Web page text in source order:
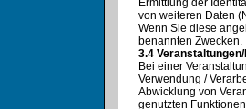
Ermittlung der
von weiteren Daten
Wenn Sie diese
benannten Zwecken.
3.4
Bei einer
Verwendung /
Abwicklung von
genutzten